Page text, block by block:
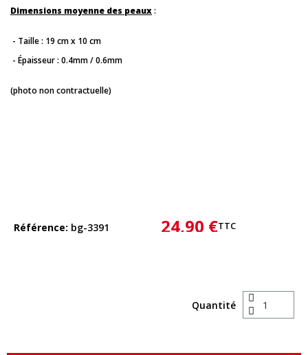
Dimensions moyenne des peaux:
- Taille : 19 cm x 10 cm
- Épaisseur : 0.4mm / 0.6mm
(photo non contractuelle)
Référence bg-3391 24,90 €TTC
Quantité